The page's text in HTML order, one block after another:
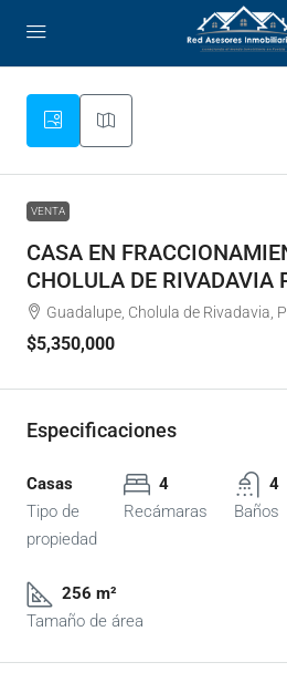
VENTA
CASA EN
CHOLULA DE RIVADAVIA
Guadalupe, Cholula de Rivadavia,
$5,350,000
Especificaciones
Casas
Tipo de
propiedad
4
Recámaras
4
Baños
256 m²
Tamaño de área